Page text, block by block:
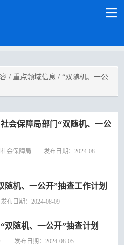
/重点领域信息 /“双随机、一公
会保障局部门“双随机、一公
社会保障局 发布日期：2024-08-
随机、一公开”抽查工作计划
日期：2024-08-09
双随机、一公开”抽查计划
发布日期：2024-08-05